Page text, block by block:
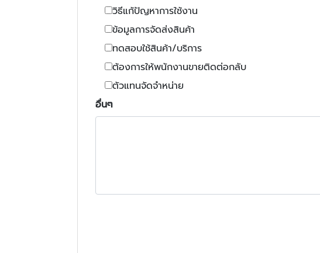
วิธีแก้ปัญหาการใช้งาน
ข้อมูลการจัดส่งสินค้า
ทดสอบใช้สินค้า/บริการ
ต้องการให้พนักงานขายติดต่อกลับ
ตัวแทนจัดจำหน่าย
อื่นๆ